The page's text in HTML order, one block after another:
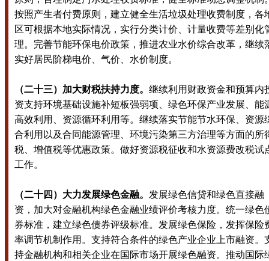
按照产生者付费原则，建立健全生活垃圾处理收费制度，各
区可根据本地实际情况，实行分类计价、计量收费等差别化
理。完善节能环保电价政策，推进农业水价综合改革，继续
实好居民阶梯电价、气价、水价制度。
（二十三）加大财税扶持力度。 继续利用财政资金和预算内
资支持环境基础设施补短板强弱项、绿色环保产业发展、能
高效利用、资源循环利用等。继续落实节能节水环保、资源
合利用以及合同能源管理、环境污染第三方治理等方面的所
税、增值税等优惠政策。做好资源税征收和水资源费改税试
工作。
（二十四）大力发展绿色金融。 发展绿色信贷和绿色直接融
资，加大对金融机构绿色金融业绩评价考核力度。统一绿色
券标准，建立绿色债券评级标准。发展绿色保险，发挥保险
率调节机制作用。支持符合条件的绿色产业企业上市融资。
持金融机构和相关企业在国际市场开展绿色融资。推动国际